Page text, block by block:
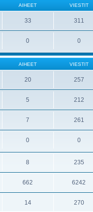
AIHEET VIESTIT
33 311
0 0
AIHEET VIESTIT
20 257
5 212
7 261
0 0
8 235
662 6242
14 270